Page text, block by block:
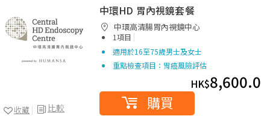
比較
收藏
中環HD 胃內視鏡套餐
中環高清腸胃內視鏡中心
1項目 |
適用於16至75歲男士及女士
重點檢查項目：胃癌風險評估
HK$8,600.0
購買